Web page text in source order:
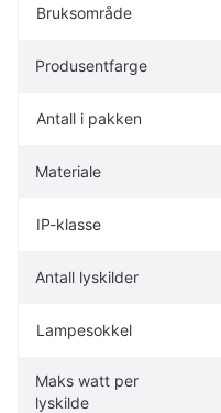
Bruksområde
Produsentfarge
Antall i pakken
Materiale
IP-klasse
Antall lyskilder
Lampesokkel
Maks watt per
lyskilde